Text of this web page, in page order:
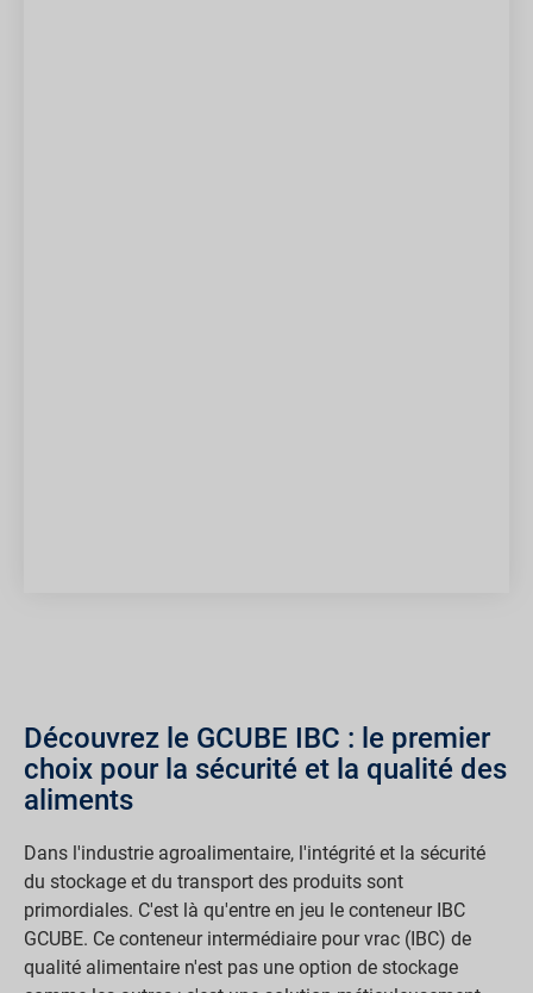
Découvrez le GCUBE IBC : le premier
choix pour la sécurité et la qualité des
aliments
Dans l'industrie agroalimentaire, l'intégrité et la sécurité
du stockage et du transport des produits sont
primordiales. C'est là qu'entre en jeu le conteneur IBC
GCUBE. Ce conteneur intermédiaire pour vrac (IBC) de
qualité alimentaire n'est pas une option de stockage